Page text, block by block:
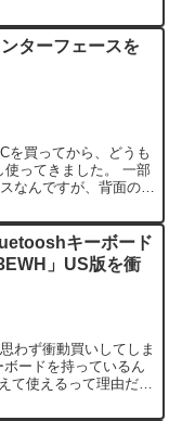
ターフェースを
を買ってから、どうも
使ってきました。 一部
なんですが、背面の
キーボード
」US版を衝
わず衝動買いしてしま
ードを持っているん
て使えるって理由だけ